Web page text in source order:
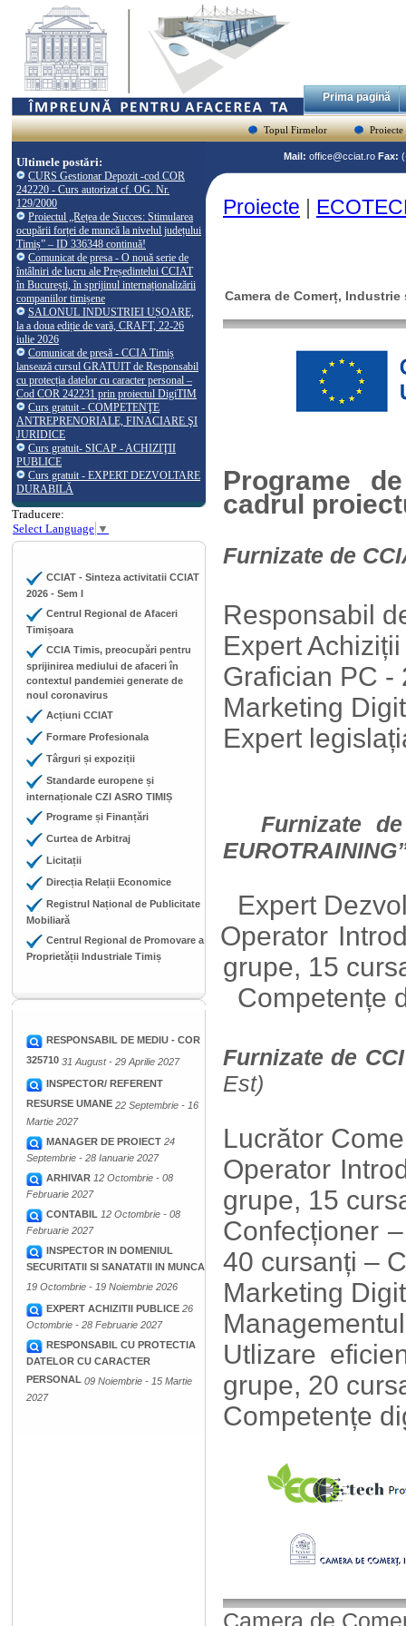
Prima pagină
Topul Firmelor Proiecte
Ultimele postări:
CURS Gestionar Depozit -cod COR
242220 - Curs autorizat cf. OG. Nr.
129/2000
Proiectul „Rețea de Succes: Stimularea
ocupării forței de muncă la nivelul județului
Timiș” – ID 336348 continuă!
Comunicat de presa - O nouă serie de
întâlniri de lucru ale Președintelui CCIAT
în București, în sprijinul internaționalizării
companiilor timișene
SALONUL INDUSTRIEI UȘOARE,
la a doua ediție de vară, CRAFT, 22-26
iulie 2026
Comunicat de presă - CCIA Timiș
lansează cursul GRATUIT de Responsabil
cu protecția datelor cu caracter personal –
Cod COR 242231 prin proiectul DigiTIM
Curs gratuit - COMPETENŢE
ANTREPRENORIALE, FINACIARE ŞI
JURIDICE
Curs gratuit- SICAP - ACHIZIŢII
PUBLICE
Curs gratuit - EXPERT DEZVOLTARE
DURABILĂ
Traducere:
Select Language ▼
CCIAT - Sinteza activitatii CCIAT
2026 - Sem I
Centrul Regional de Afaceri
Timișoara
CCIA Timis, preocupări pentru
sprijinirea mediului de afaceri în
contextul pandemiei generate de
noul coronavirus
Acțiuni CCIAT
Formare Profesionala
Târguri și expoziții
Standarde europene și
internaționale CZI ASRO TIMIȘ
Programe și Finanțări
Curtea de Arbitraj
Licitații
Direcția Relații Economice
Registrul Național de Publicitate
Mobiliară
Centrul Regional de Promovare a
Proprietății Industriale Timiș
RESPONSABIL DE MEDIU - COR
325710 31 August - 29 Aprilie 2027
INSPECTOR/ REFERENT
RESURSE UMANE 22 Septembrie - 16
Martie 2027
MANAGER DE PROIECT 24
Septembrie - 28 Ianuarie 2027
ARHIVAR 12 Octombrie - 08
Februarie 2027
CONTABIL 12 Octombrie - 08
Februarie 2027
INSPECTOR IN DOMENIUL
SECURITATII SI SANATATII IN MUNCA
19 Octombrie - 19 Noiembrie 2026
EXPERT ACHIZITII PUBLICE 26
Octombrie - 28 Februarie 2027
RESPONSABIL CU PROTECTIA
DATELOR CU CARACTER
PERSONAL 09 Noiembrie - 15 Martie
2027
Mail: office@cciat.ro Fax:
Proiecte |
Camera de Comerț,
Programe
cadrul
Furnizate de
Responsabil
Expert
Grafician PC -
Marketing
Expert
Furnizate de
Expert
Operator
grupe, 15
Competențe
Furnizate de
Est)
Lucrător
Operator
grupe, 15
Confecționer
40 cursanți –
Marketing
Utlizare
grupe, 20
Competențe
Camera de